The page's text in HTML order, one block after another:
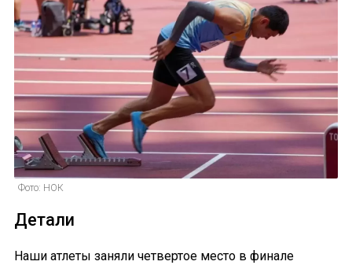
Фото: НОК
Детали
Наши атлеты заняли четвертое место в финале